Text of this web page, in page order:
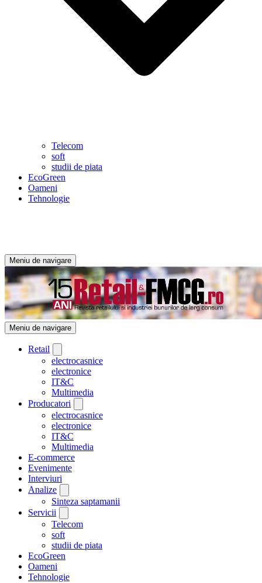
Telecom
soft
studii de piata
EcoGreen
Oameni
Tehnologie
Meniu de navigare
Meniu de navigare
Retail
electrocasnice
electronice
IT&C
Multimedia
Producatori
electrocasnice
electronice
IT&C
Multimedia
E-commerce
Evenimente
Interviuri
Analize
Sinteza saptamanii
Servicii
Telecom
soft
studii de piata
EcoGreen
Oameni
Tehnologie